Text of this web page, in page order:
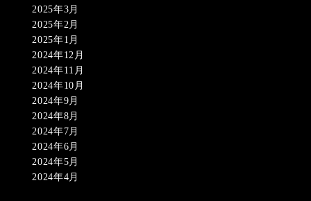
2025年3月
2025年2月
2025年1月
2024年12月
2024年11月
2024年10月
2024年9月
2024年8月
2024年7月
2024年6月
2024年5月
2024年4月